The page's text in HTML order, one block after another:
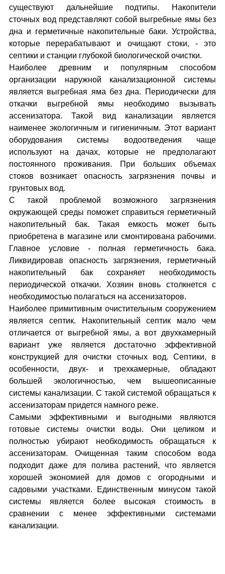
существуют дальнейшие подтипы. Накопители
сточных вод представляют собой выгребные ямы без
дна и герметичные накопительные баки. Устройства,
которые перерабатывают и очищают стоки, - это
септики и станции глубокой биологической очистки.
Наиболее древним и популярным способом
организации наружной канализационной системы
является выгребная яма без дна. Периодически для
откачки выгребной ямы необходимо вызывать
ассенизатора. Такой вид канализации является
наименее экологичным и гигиеничным. Этот вариант
оборудования системы водоотведения чаще
используют на дачах, которые не предполагают
постоянного проживания. При больших объемах
стоков возникает опасность загрязнения почвы и
грунтовых вод.
С такой проблемой возможного загрязнения
окружающей среды поможет справиться герметичный
накопительный бак. Такая емкость может быть
приобретена в магазине или смонтирована рабочими.
Главное условие - полная герметичность бака.
Ликвидировав опасность загрязнения, герметичный
накопительный бак сохраняет необходимость
периодической откачки. Хозяин вновь столкнется с
необходимостью полагаться на ассенизаторов.
Наиболее примитивным очистительным сооружением
является септик. Накопительный септик мало чем
отличается от выгребной ямы, а вот двухкамерный
вариант уже является достаточно эффективной
конструкцией для очистки сточных вод. Септики, в
особенности, двух- и трехкамерные, обладают
большей экологичностью, чем вышеописанные
системы канализации. С такой системой обращаться к
ассенизаторам придется намного реже.
Самыми эффективными и выгодными являются
готовые системы очистки воды. Они целиком и
полностью убирают необходимость обращаться к
ассенизаторам. Очищенная таким способом вода
подходит даже для полива растений, что является
хорошей экономией для домов с огородными и
садовыми участками. Единственным минусом такой
системы является более высокая стоимость в
сравнении с менее эффективными системами
канализации.